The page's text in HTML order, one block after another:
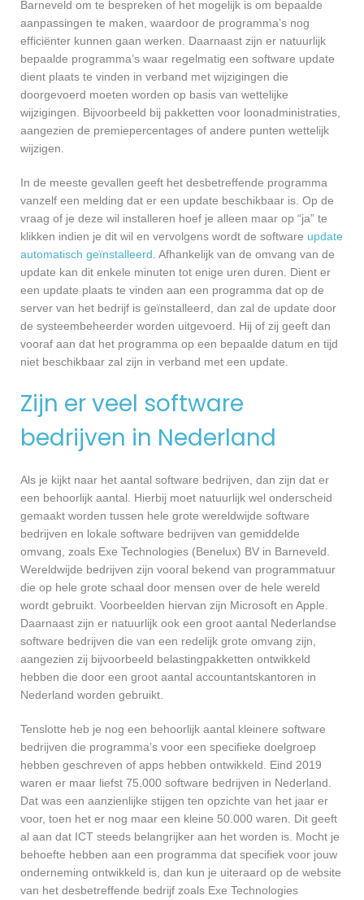
Barneveld om te bespreken of het mogelijk is om bepaalde
aanpassingen te maken, waardoor de programma’s nog
efficiënter kunnen gaan werken. Daarnaast zijn er natuurlijk
bepaalde programma’s waar regelmatig een software update
dient plaats te vinden in verband met wijzigingen die
doorgevoerd moeten worden op basis van wettelijke
wijzigingen. Bijvoorbeeld bij pakketten voor loonadministraties,
aangezien de premiepercentages of andere punten wettelijk
wijzigen.
In de meeste gevallen geeft het desbetreffende programma
vanzelf een melding dat er een update beschikbaar is. Op de
vraag of je deze wil installeren hoef je alleen maar op “ja” te
klikken indien je dit wil en vervolgens wordt de software update
automatisch geïnstalleerd. Afhankelijk van de omvang van de
update kan dit enkele minuten tot enige uren duren. Dient er
een update plaats te vinden aan een programma dat op de
server van het bedrijf is geïnstalleerd, dan zal de update door
de systeembeheerder worden uitgevoerd. Hij of zij geeft dan
vooraf aan dat het programma op een bepaalde datum en tijd
niet beschikbaar zal zijn in verband met een update.
Zijn er veel software
bedrijven in Nederland
Als je kijkt naar het aantal software bedrijven, dan zijn dat er
een behoorlijk aantal. Hierbij moet natuurlijk wel onderscheid
gemaakt worden tussen hele grote wereldwijde software
bedrijven en lokale software bedrijven van gemiddelde
omvang, zoals Exe Technologies (Benelux) BV in Barneveld.
Wereldwijde bedrijven zijn vooral bekend van programmatuur
die op hele grote schaal door mensen over de hele wereld
wordt gebruikt. Voorbeelden hiervan zijn Microsoft en Apple.
Daarnaast zijn er natuurlijk ook een groot aantal Nederlandse
software bedrijven die van een redelijk grote omvang zijn,
aangezien zij bijvoorbeeld belastingpakketten ontwikkeld
hebben die door een groot aantal accountantskantoren in
Nederland worden gebruikt.
Tenslotte heb je nog een behoorlijk aantal kleinere software
bedrijven die programma’s voor een specifieke doelgroep
hebben geschreven of apps hebben ontwikkeld. Eind 2019
waren er maar liefst 75.000 software bedrijven in Nederland.
Dat was een aanzienlijke stijgen ten opzichte van het jaar er
voor, toen het er nog maar een kleine 50.000 waren. Dit geeft
al aan dat ICT steeds belangrijker aan het worden is. Mocht je
behoefte hebben aan een programma dat specifiek voor jouw
onderneming ontwikkeld is, dan kun je uiteraard op de website
van het desbetreffende bedrijf zoals Exe Technologies